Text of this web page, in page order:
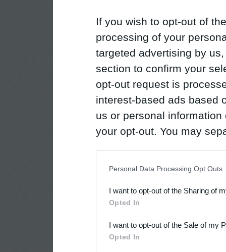
If you wish to opt-out of
processing of your
targeted advertising by
section to confirm your
opt-out request is
interest-based ads based
us or personal
your opt-out. You may
Downstream Participants
third parties.
Personal Data Processing Opt Outs
I want to opt-out of the Sharing of
Opted In
I want to opt-out of the Sale of my
Opted In